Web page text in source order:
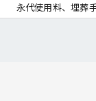
永代使用料、埋葬